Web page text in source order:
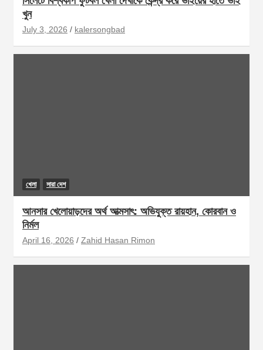
খুন
July 3, 2026 kalersongbad
খেলা সারা দেশ
আনসার খেলোয়াড়দের অর্থ আত্মসাৎ: অভিযুক্ত রায়হান, কোরবান ও
নির্মল
April 16, 2026 Zahid Hasan Rimon